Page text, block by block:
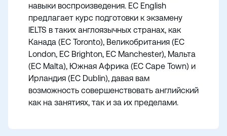
навыки воспроизведения. EC English
предлагает курс подготовки к экзамену
IELTS в таких англоязычных странах, как
Канада (EC Toronto), Великобритания (EC
London, EC Brighton, EC Manchester), Мальта
(EC Malta), Южная Африка (EC Cape Town) и
Ирландия (EC Dublin), давая вам
возможность совершенствовать английский
как на занятиях, так и за их пределами.